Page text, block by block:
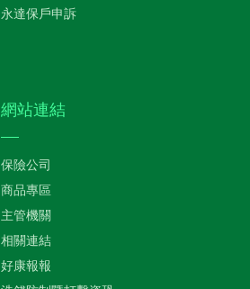
永達保戶申訴
網站連結
保險公司
商品專區
主管機關
相關連結
好康報報